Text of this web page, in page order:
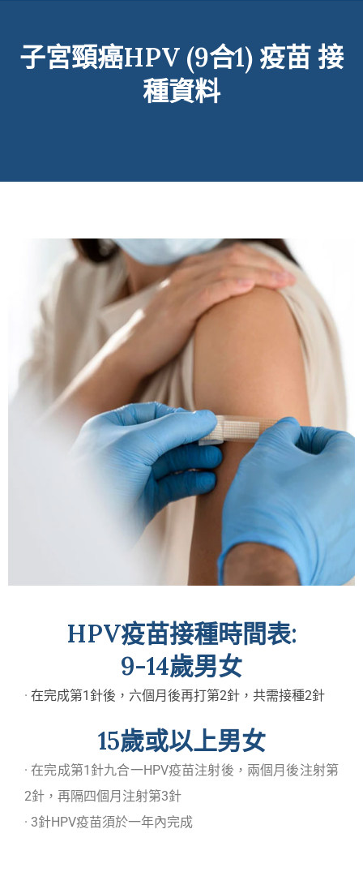
子宮頸癌HPV (9合1) 疫苗 接
種資料
HPV疫苗接種時間表:
9-14歲男女
· 在完成第1針後，六個月後再打第2針，共需接種2針
15歲或以上男女
· 在完成第1針九合一HPV疫苗注射後，兩個月後注射第
2針，再隔四個月注射第3針
· 3針HPV疫苗須於一年內完成